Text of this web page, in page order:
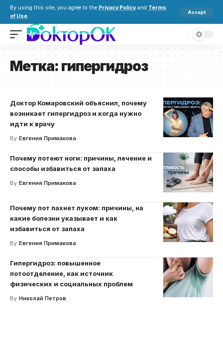
By using this site, you agree to the Privacy Policy and Terms
of Use.
Accept
Метка: гипергидроз
Доктор Комаровский объяснил, почему
возникает гипергидроз и когда нужно
идти к врачу
By Евгения Примакова
Почему потеют ноги: причины, лечение и
способы избавиться от запаха
By Евгения Примакова
Почему пот пахнет луком: причины, на
какие болезни указывает и как
избавиться от запаха
By Евгения Примакова
Гипергидроз: повышенное
потоотделение, как источник
физических и социальных проблем
By Николай Петров